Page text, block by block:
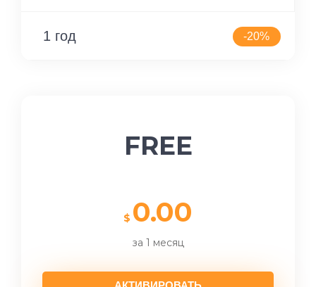
1 год -20%
FREE
$ 0.00
за 1 месяц